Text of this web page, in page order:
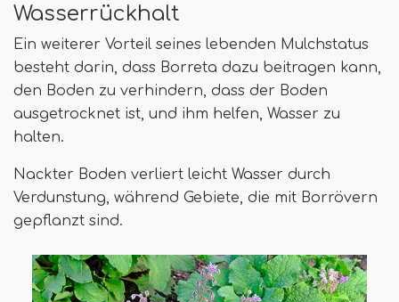
Wasserrückhalt
Ein weiterer Vorteil seines lebenden Mulchstatus
besteht darin, dass Borreta dazu beitragen kann,
den Boden zu verhindern, dass der Boden
ausgetrocknet ist, und ihm helfen, Wasser zu
halten.
Nackter Boden verliert leicht Wasser durch
Verdunstung, während Gebiete, die mit Borrövern
gepflanzt sind.